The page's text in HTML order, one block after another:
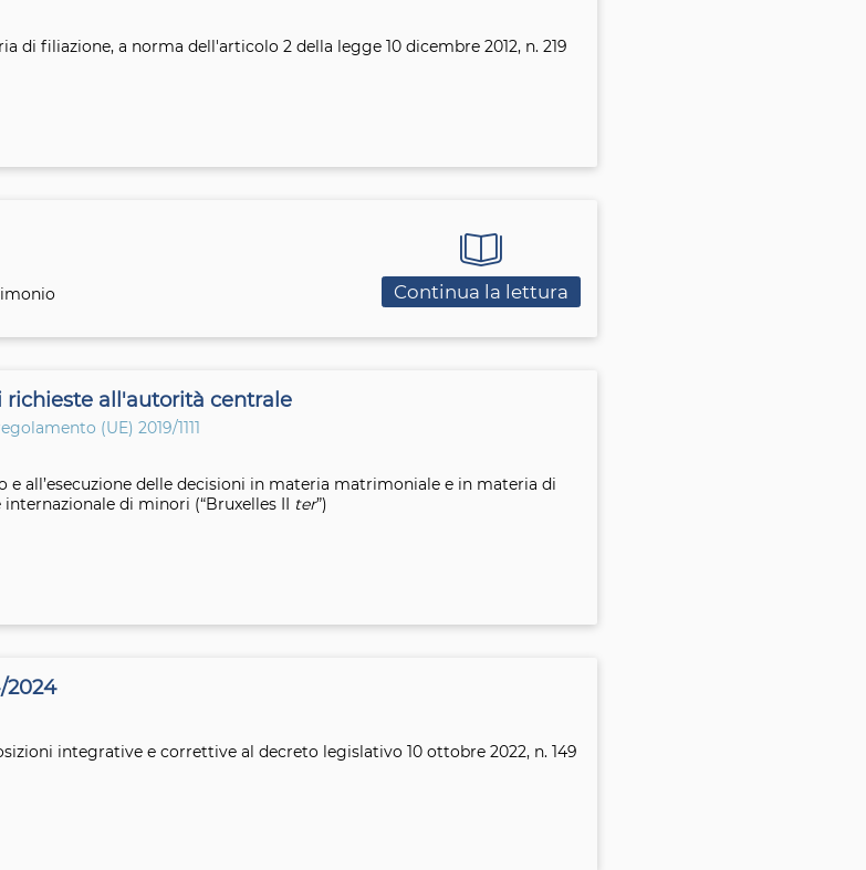
di filiazione, a norma dell'articolo 2 della legge 10 dicembre 2012, n. 219
Continua la lettura
richieste all'autorità centrale
(UE) 2019/1111
all’esecuzione delle decisioni in materia matrimoniale e in materia di
di minori (“Bruxelles II ter”)
2024
integrative e correttive al decreto legislativo 10 ottobre 2022, n. 149